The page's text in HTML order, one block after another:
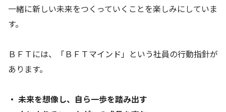
一緒に新しい未来をつくっていくことを楽しみにしていま
す。
ＢＦＴには、「ＢＦＴマインド」という社員の行動指針が
あります。
・ 未来を想像し、自ら一歩を踏み出す